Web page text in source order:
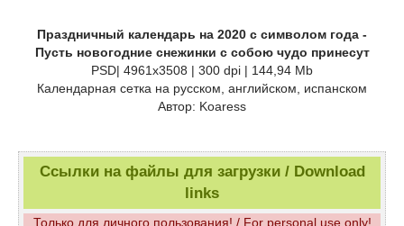
Праздничный календарь на 2020 с символом года -
Пусть новогодние снежинки с собою чудо принесут
PSD| 4961x3508 | 300 dpi | 144,94 Mb
Календарная сетка на русском, английском, испанском
Автор: Koaress
Ссылки на файлы для загрузки / Download
links
Только для личного пользования! / For personal use only!